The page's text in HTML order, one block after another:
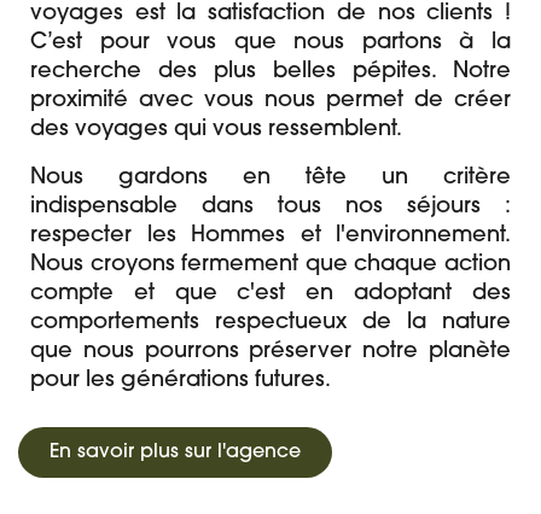
voyages est la satisfaction de nos clients !
C’est pour vous que nous partons à la
recherche des plus belles pépites. Notre
proximité avec vous nous permet de créer
des voyages qui vous ressemblent.
Nous gardons en tête un critère
indispensable dans tous nos séjours :
respecter les Hommes et l'environnement.
Nous croyons fermement que chaque action
compte et que c'est en adoptant des
comportements respectueux de la nature
que nous pourrons préserver notre planète
pour les générations futures.
En savoir plus sur l'agence